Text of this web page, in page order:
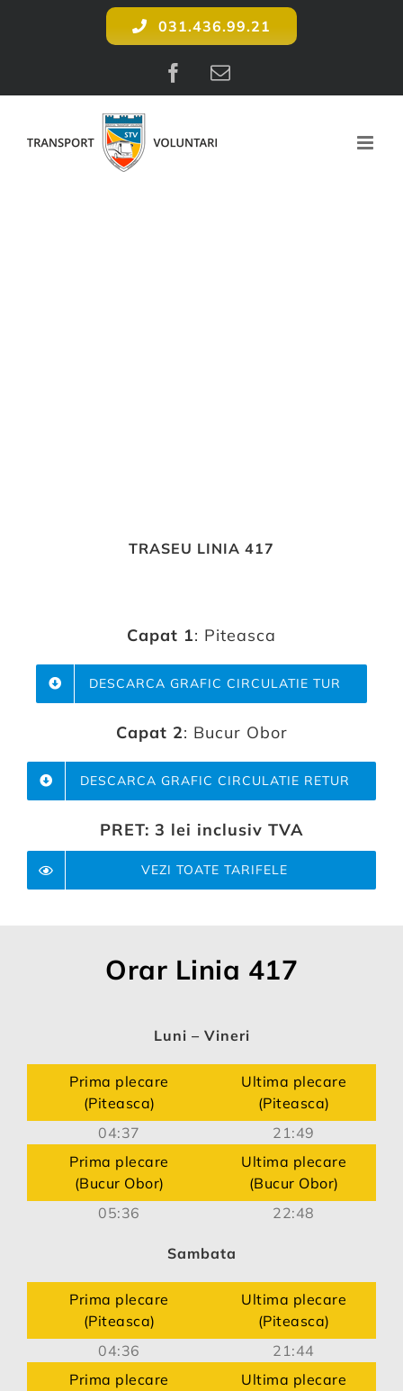
031.436.99.21
Facebook
E-
mail:
TRASEU LINIA 417
Capat 1: Piteasca
DESCARCA GRAFIC CIRCULATIE TUR
Capat 2: Bucur Obor
DESCARCA GRAFIC CIRCULATIE RETUR
PRET: 3 lei inclusiv TVA
VEZI TOATE TARIFELE
Orar Linia 417
Luni – Vineri
Prima plecare
(Piteasca)
Ultima plecare
(Piteasca)
04:37
21:49
Prima plecare
(Bucur Obor)
Ultima plecare
(Bucur Obor)
05:36
22:48
Sambata
Prima plecare
(Piteasca)
Ultima plecare
(Piteasca)
04:36
21:44
Prima plecare
Ultima plecare